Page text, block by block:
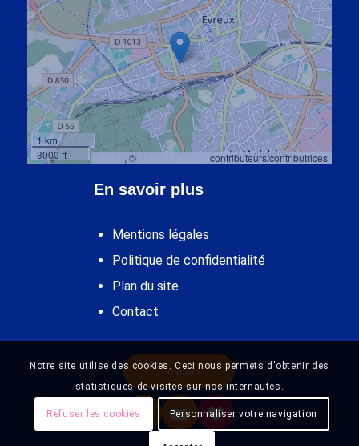
1 km
3000 ft
, © contributeurs/contributrices
En savoir plus
Mentions légales
Politique de confidentialité
Plan du site
Contact
Emploi
Notre site utilise des cookies. Ceci nous permets d'obtenir des
statistiques de visites sur nos internautes.
Refuser les cookies Personnaliser votre navigation